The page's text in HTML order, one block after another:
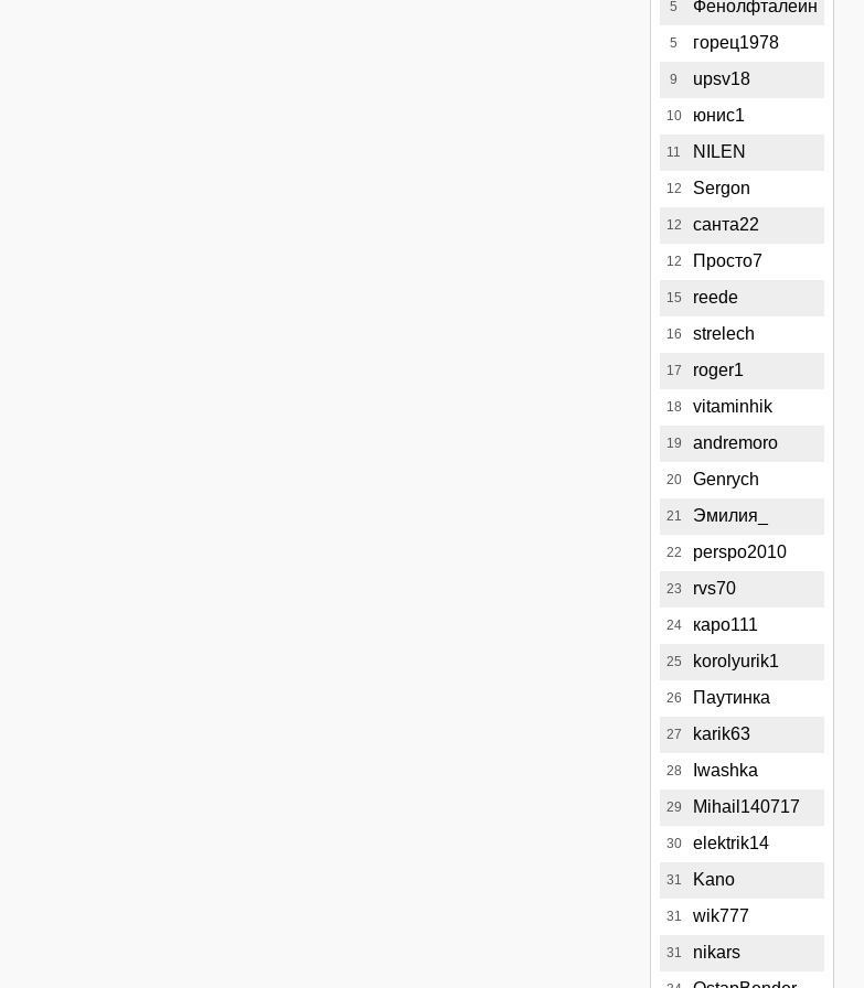
5 Фенолфталеин
5 горец1978
9 upsv18
10 юнис1
11 NILEN
12 Sergon
12 санта22
12 Просто7
15 reede
16 strelech
17 roger1
18 vitaminhik
19 andremoro
20 Genrych
21 Эмилия_
22 perspo2010
23 rvs70
24 каро111
25 korolyurik1
26 Паутинка
27 karik63
28 Iwashka
29 Mihail140717
30 elektrik14
31 Kano
31 wik777
31 nikars